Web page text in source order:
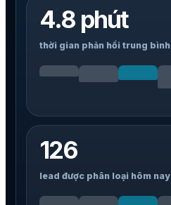
4.8 phút
thời gian phản hồi trung bình
126
lead được phân loại hôm nay